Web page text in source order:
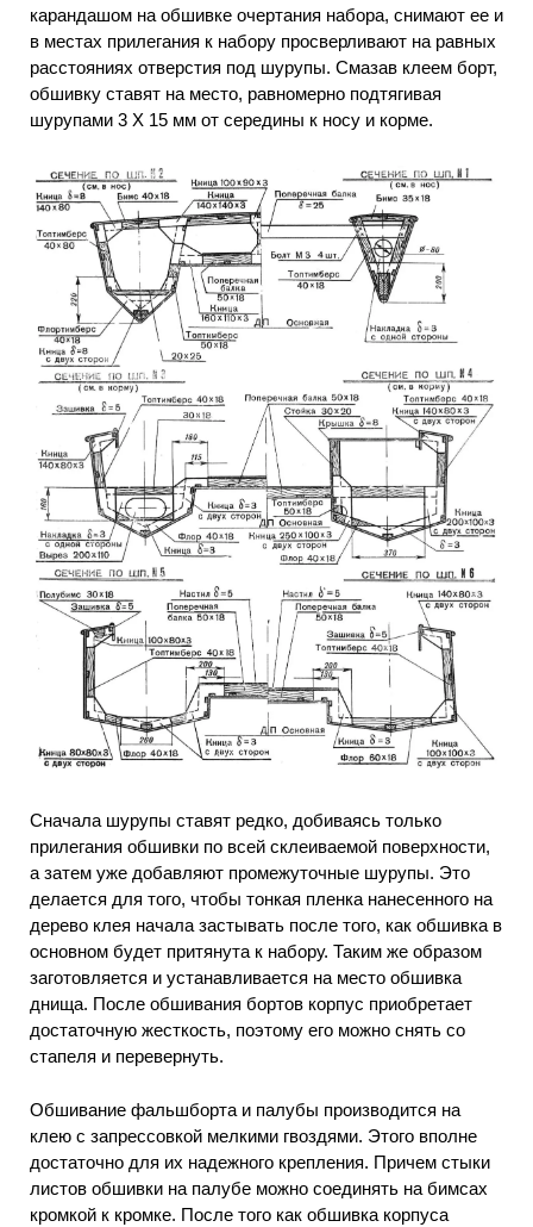
карандашом на обшивке очертания набора, снимают ее и
в местах прилегания к набору просверливают на равных
расстояниях отверстия под шурупы. Смазав клеем борт,
обшивку ставят на место, равномерно подтягивая
шурупами 3 X 15 мм от середины к носу и корме.
Сначала шурупы ставят редко, добиваясь только
прилегания обшивки по всей склеиваемой поверхности,
а затем уже добавляют промежуточные шурупы. Это
делается для того, чтобы тонкая пленка нанесенного на
дерево клея начала застывать после того, как обшивка в
основном будет притянута к набору. Таким же образом
заготовляется и устанавливается на место обшивка
днища. После обшивания бортов корпус приобретает
достаточную жесткость, поэтому его можно снять со
стапеля и перевернуть.
Обшивание фальшборта и палубы производится на
клею с запрессовкой мелкими гвоздями. Этого вполне
достаточно для их надежного крепления. Причем стыки
листов обшивки на палубе можно соединять на бимсах
кромкой к кромке. После того как обшивка корпуса